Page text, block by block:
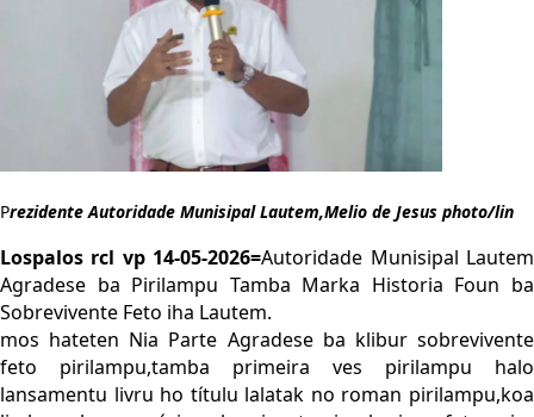
Prezidente Autoridade Munisipal Lautem,Melio de Jesus photo/lin
Lospalos rcl vp 14-05-2026=Autoridade Munisipal Lautem
Agradese ba Pirilampu Tamba Marka Historia Foun ba
Sobrevivente Feto iha Lautem.
mos hateten Nia Parte Agradese ba klibur sobrevivente
feto pirilampu,tamba primeira ves pirilampu halo
lansamentu livru ho títulu lalatak no roman pirilampu,koa